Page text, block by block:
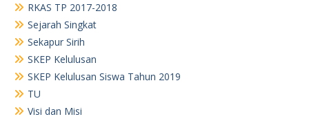
RKAS TP 2017-2018
Sejarah Singkat
Sekapur Sirih
SKEP Kelulusan
SKEP Kelulusan Siswa Tahun 2019
TU
Visi dan Misi